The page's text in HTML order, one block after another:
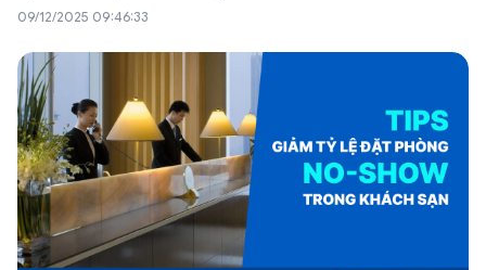
09/12/2025 09:46:33